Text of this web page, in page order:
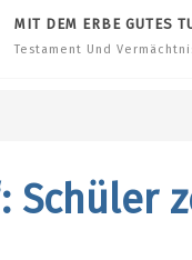
MIT DEM ERBE GUTES
Testament Und
Schüler